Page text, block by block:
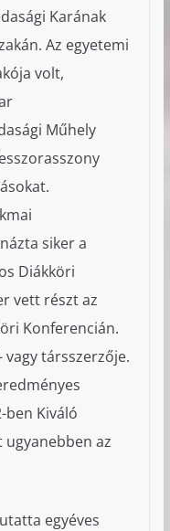
Karának
Az egyetemi
volt,
Műhely
siker a
Diákköri
vett részt az
Konferencián.
vagy társszerzője.
ben Kiváló
az
egyéves